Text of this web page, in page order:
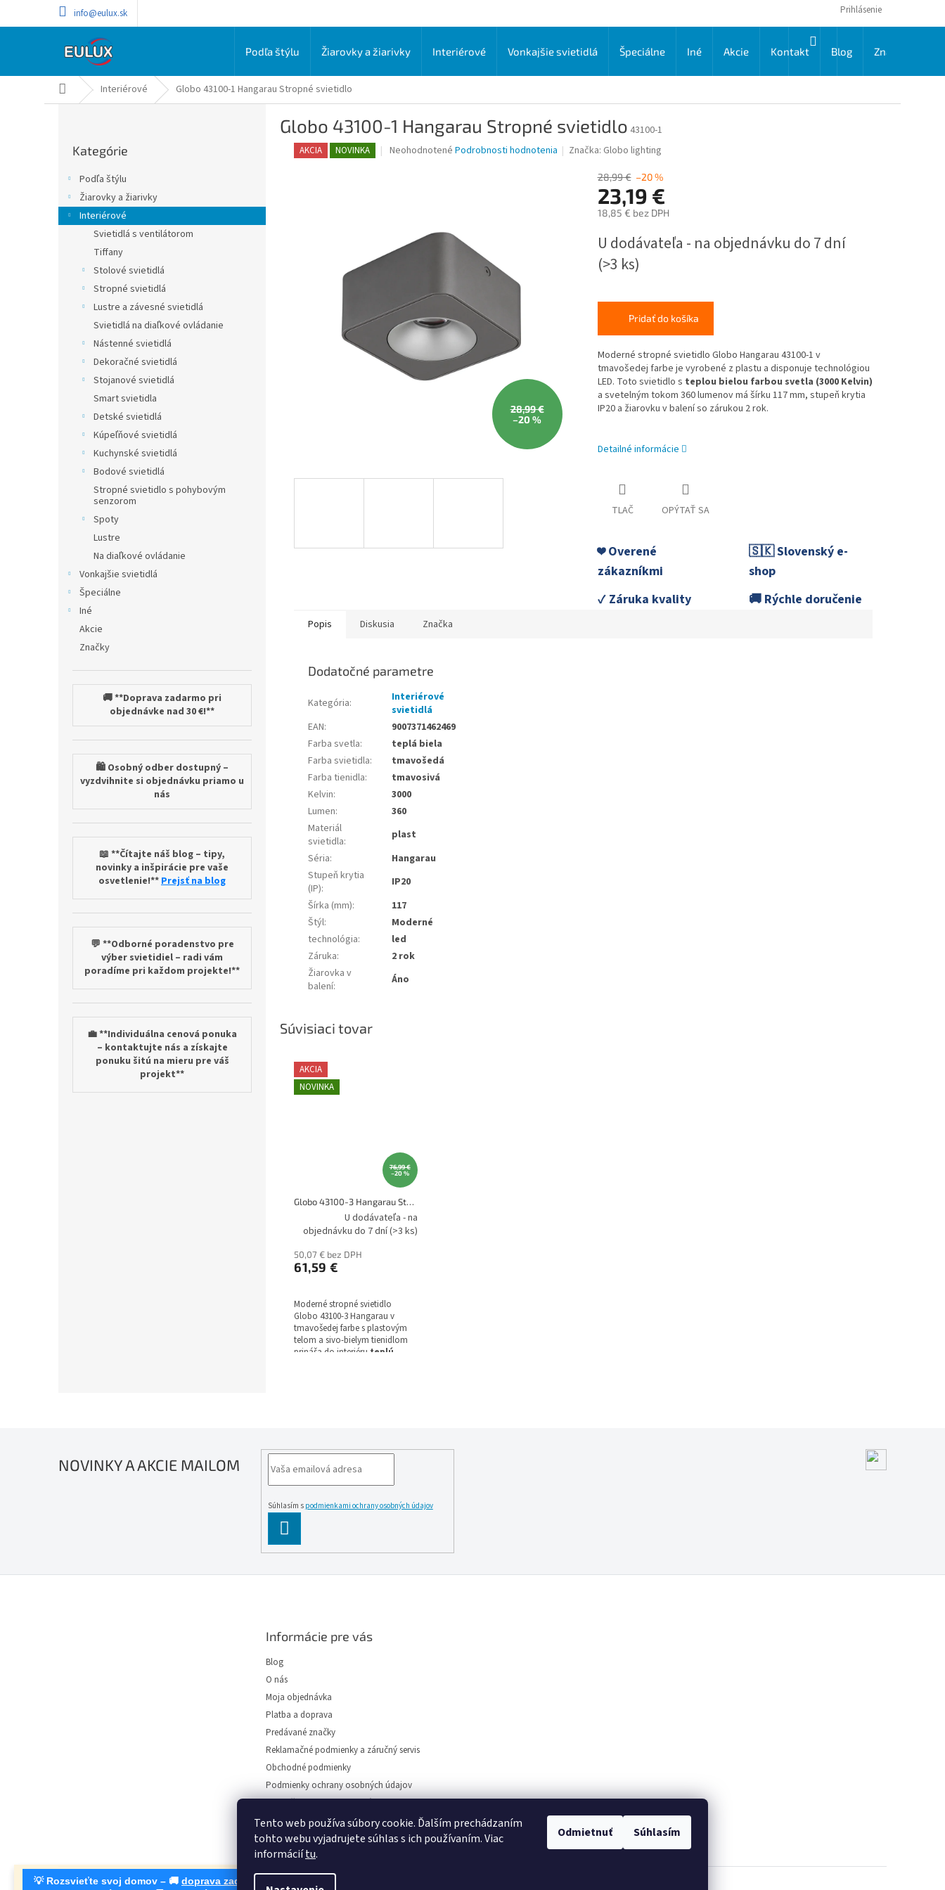
Tento web používa súbory cookie. Ďalším prechádzaním
tohto webu vyjadrujete súhlas s ich používaním. Viac
informáciítu.
Odmietnuť Súhlasím
💡 Rozsvieťte svoj domov – 🚚 doprava zadarmo od 30 €
info@eulux.sk Prihlásenie
NÁKUPNÝ
Podľa štýlu Žiarovky a žiarivky Interiérové Vonkajšie svietidlá Špeciálne Iné Akcie Kontakt Blog Značky
DomovInteriérové Globo 43100-1 Hangarau Stropné svietidlo
a
kategórie
Kategórie
Podľa štýlu
Žiarovky a žiarivky
Interiérové
Svietidlá s ventilátorom
Tiffany
Stolové svietidlá
Stropné svietidlá
Lustre a závesné svietidlá
Svietidlá na diaľkové ovládanie
Nástenné svietidlá
Dekoračné svietidlá
Stojanové svietidlá
Smart svietidla
Detské svietidlá
Kúpeľňové svietidlá
Kuchynské svietidlá
Bodové svietidlá
Stropné svietidlo s pohybovým
senzorom
Spoty
Lustre
Na diaľkové ovládanie
Vonkajšie svietidlá
Špeciálne
Iné
Akcie
Značky
🚚 **Doprava zadarmo pri
objednávke nad 30 €!**
🛍️ Osobný odber dostupný –
vyzdvihnite si objednávku priamo u
nás
📖 **Čítajte náš blog – tipy,
novinky a inšpirácie pre vaše
osvetlenie!**Prejsť na blog
💬 **Odborné poradenstvo pre
výber svietidiel – radi vám
poradíme pri každom projekte!**
💼 **Individuálna cenová ponuka
– kontaktujte nás a získajte
ponuku šitú na mieru pre váš
projekt**
Globo 43100-1 Hangarau Stropné svietidlo 43100-1
AKCIA NOVINKA
Priemerné
hviezdičiek.
Neohodnotené Podrobnosti hodnotenia Značka: Globo lighting
28,99 €
–20 %
28,99 € –20 %
23,19 €
18,85 € bez DPH
cena:
U dodávateľa - na objednávku do 7 dní
(>3 ks)
Pridať do košíka
Moderné stropné svietidlo Globo Hangarau 43100-1 v
tmavošedej farbe je vyrobené z plastu a disponuje technológiou
LED. Toto svietidlo s teplou bielou farbou svetla (3000 Kelvin)
a svetelným tokom 360 lumenov má šírku 117 mm, stupeň krytia
IP20 a žiarovku v balení so zárukou 2 rok.
Detailné informácie
TLAČ OPÝTAŤ SA
❤️ Overené
zákazníkmi
🇸🇰 Slovenský e-
shop
✓ Záruka kvality
🚚 Rýchle doručenie
Popis Diskusia Značka
Dodatočné parametre
Kategória:
Interiérové
svietidlá
EAN:
9007371462469
Farba svetla:
teplá biela
Farba svietidla:
tmavošedá
Farba tienidla:
tmavosivá
Kelvin:
3000
Lumen:
360
Materiál
svietidla:
plast
Séria:
Hangarau
Stupeň krytia
(IP):
IP20
Šírka (mm):
117
Štýl:
Moderné
technológia:
led
Záruka:
2 rok
Žiarovka v
balení: Áno
Súvisiaci tovar
AKCIA
NOVINKA
76,99 €
–20 %
Globo 43100-3 Hangarau Stropné svietidlo
U dodávateľa - na
objednávku do 7 dní(>3 ks)
50,07 € bez DPH
61,59 €
Moderné stropné svietidlo
Globo 43100-3 Hangarau v
tmavošedej farbe s plastovým
telom a sivo-bielym tienidlom
prináša do interiéru teplú
rok.
NOVINKY A AKCIE MAILOM
Súhlasím s podmienkami ochrany osobných údajov
SE
Informácie pre vás
Blog
O nás
Moja objednávka
Platba a doprava
Predávané značky
Reklamačné podmienky a záručný servis
Obchodné podmienky
Podmienky ochrany osobných údajov
Predajňa svietidiel Dunajská Streda
Napíšte nám
Kontakt